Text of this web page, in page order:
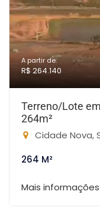
A partir de:
R$ 264.140
Terreno/Lote
264m²
Cidade Nova,
264 M²
Mais informações